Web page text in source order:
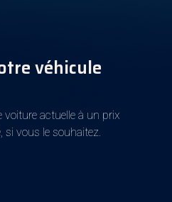
véhicule
voiture actuelle à un prix
vous le souhaitez.